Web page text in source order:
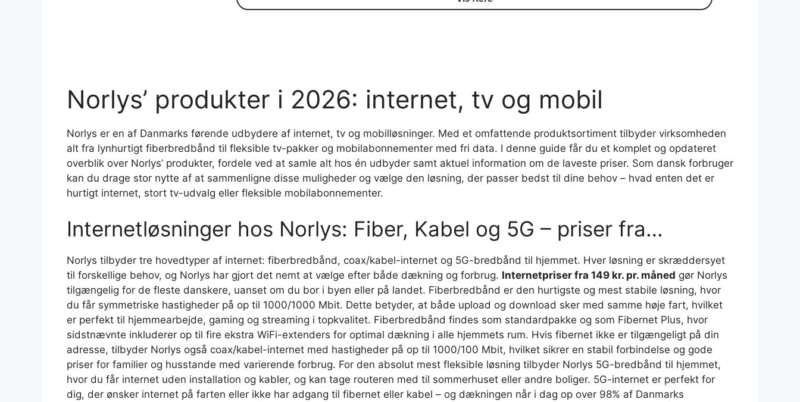
Norlys’ produkter i 2026: internet, tv og mobil
Norlys er en af Danmarks førende udbydere af internet, tv og mobilløsninger. Med et omfattende produktsortiment tilbyder virksomheden
alt fra lynhurtigt fiberbredbånd til fleksible tv-pakker og mobilabonnementer med fri data. I denne guide får du et komplet og opdateret
overblik over Norlys’ produkter, fordele ved at samle alt hos én udbyder samt aktuel information om de laveste priser. Som dansk forbruger
kan du drage stor nytte af at sammenligne disse muligheder og vælge den løsning, der passer bedst til dine behov – hvad enten det er
hurtigt internet, stort tv-udvalg eller fleksible mobilabonnementer.
Internetløsninger hos Norlys: Fiber, Kabel og 5G – priser fra…
Norlys tilbyder tre hovedtyper af internet: fiberbredbånd, coax/kabel-internet og 5G-bredbånd til hjemmet. Hver løsning er skræddersyet
til forskellige behov, og Norlys har gjort det nemt at vælge efter både dækning og forbrug. Internetpriser fra 149 kr. pr. måned gør Norlys
tilgængelig for de fleste danskere, uanset om du bor i byen eller på landet. Fiberbredbånd er den hurtigste og mest stabile løsning, hvor
du får symmetriske hastigheder på op til 1000/1000 Mbit. Dette betyder, at både upload og download sker med samme høje fart, hvilket
er perfekt til hjemmearbejde, gaming og streaming i topkvalitet. Fiberbredbånd findes som standardpakke og som Fibernet Plus, hvor
sidstnævnte inkluderer op til fire ekstra WiFi-extenders for optimal dækning i alle hjemmets rum. Hvis fibernet ikke er tilgængeligt på din
adresse, tilbyder Norlys også coax/kabel-internet med hastigheder på op til 1000/100 Mbit, hvilket sikrer en stabil forbindelse og gode
priser for familier og husstande med varierende forbrug. For den absolut mest fleksible løsning tilbyder Norlys 5G-bredbånd til hjemmet,
hvor du får internet uden installation og kabler, og kan tage routeren med til sommerhuset eller andre boliger. 5G-internet er perfekt for
dig, der ønsker internet på farten eller ikke har adgang til fibernet eller kabel – og dækningen når i dag op over 98% af Danmarks